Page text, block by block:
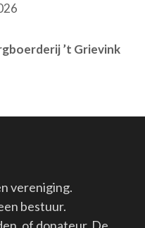
’t Grievink
vereniging.
bestuur.